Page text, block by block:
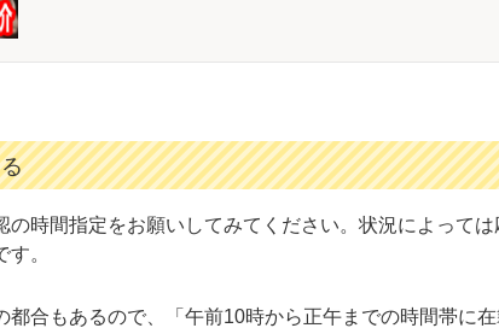
の時間指定をお願いしてみてください。状況によって
。
都合もあるので、「午前10時から正午までの時間帯に